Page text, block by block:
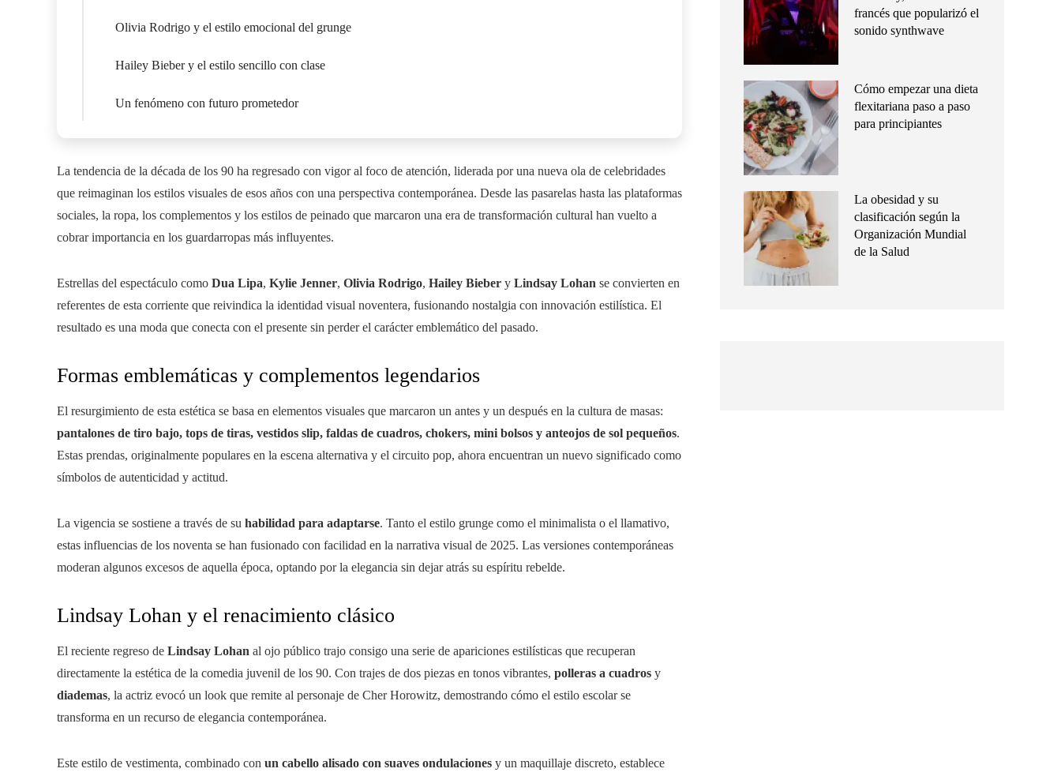
Olivia Rodrigo y el estilo emocional del grunge
Hailey Bieber y el estilo sencillo con clase
Un fenómeno con futuro prometedor
La tendencia de la década de los 90 ha regresado con vigor al foco de atención, liderada por una nueva ola de celebridades
que reimaginan los estilos visuales de esos años con una perspectiva contemporánea. Desde las pasarelas hasta las plataformas
sociales, la ropa, los complementos y los estilos de peinado que marcaron una era de transformación cultural han vuelto a
cobrar importancia en los guardarropas más influyentes.
Estrellas del espectáculo como Dua Lipa, Kylie Jenner, Olivia Rodrigo, Hailey Bieber y Lindsay Lohan se convierten en
referentes de esta corriente que reivindica la identidad visual noventera, fusionando nostalgia con innovación estilística. El
resultado es una moda que conecta con el presente sin perder el carácter emblemático del pasado.
Formas emblemáticas y complementos legendarios
El resurgimiento de esta estética se basa en elementos visuales que marcaron un antes y un después en la cultura de masas:
pantalones de tiro bajo, tops de tiras, vestidos slip, faldas de cuadros, chokers, mini bolsos y anteojos de sol pequeños.
Estas prendas, originalmente populares en la escena alternativa y el circuito pop, ahora encuentran un nuevo significado como
símbolos de autenticidad y actitud.
La vigencia se sostiene a través de su habilidad para adaptarse. Tanto el estilo grunge como el minimalista o el llamativo,
estas influencias de los noventa se han fusionado con facilidad en la narrativa visual de 2025. Las versiones contemporáneas
moderan algunos excesos de aquella época, optando por la elegancia sin dejar atrás su espíritu rebelde.
Lindsay Lohan y el renacimiento clásico
El reciente regreso de Lindsay Lohan al ojo público trajo consigo una serie de apariciones estilísticas que recuperan
directamente la estética de la comedia juvenil de los 90. Con trajes de dos piezas en tonos vibrantes, polleras a cuadros y
diademas, la actriz evocó un look que remite al personaje de Cher Horowitz, demostrando cómo el estilo escolar se
transforma en un recurso de elegancia contemporánea.
Este estilo de vestimenta, combinado con un cabello alisado con suaves ondulaciones y un maquillaje discreto, establece
francés que popularizó el
sonido synthwave
Cómo empezar una dieta
flexitariana paso a paso
para principiantes
La obesidad y su
clasificación según la
Organización Mundial
de la Salud